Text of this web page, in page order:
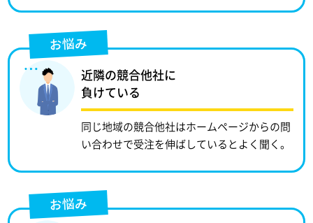
お悩み
近隣の競合他社に
負けている
同じ地域の競合他社はホームページからの問
い合わせで受注を伸ばしているとよく聞く。
お悩み